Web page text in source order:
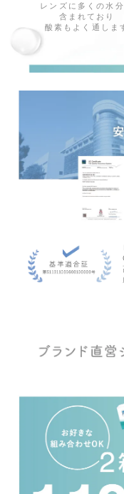
レンズに多くの水
含まれており
酸素もよく通しま